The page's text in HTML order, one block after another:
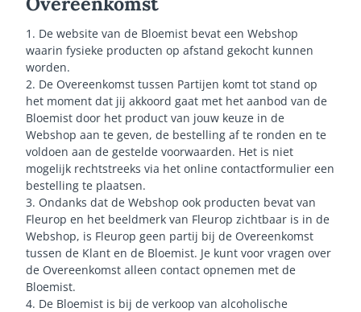
1. De website van de Bloemist bevat een Webshop
waarin fysieke producten op afstand gekocht kunnen
worden.
2. De Overeenkomst tussen Partijen komt tot stand op
het moment dat jij akkoord gaat met het aanbod van de
Bloemist door het product van jouw keuze in de
Webshop aan te geven, de bestelling af te ronden en te
voldoen aan de gestelde voorwaarden. Het is niet
mogelijk rechtstreeks via het online contactformulier een
bestelling te plaatsen.
3. Ondanks dat de Webshop ook producten bevat van
Fleurop en het beeldmerk van Fleurop zichtbaar is in de
Webshop, is Fleurop geen partij bij de Overeenkomst
tussen de Klant en de Bloemist. Je kunt voor vragen over
de Overeenkomst alleen contact opnemen met de
Bloemist.
4. De Bloemist is bij de verkoop van alcoholische